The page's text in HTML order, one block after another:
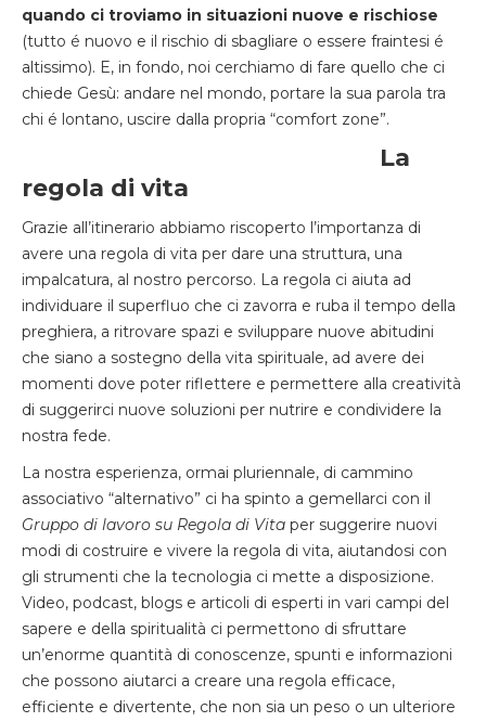
quando ci troviamo in situazioni nuove e rischiose
(tutto é nuovo e il rischio di sbagliare o essere fraintesi é
altissimo). E, in fondo, noi cerchiamo di fare quello che ci
chiede Gesù: andare nel mondo, portare la sua parola tra
chi é lontano, uscire dalla propria “comfort zone”.
La
regola di vita
Grazie all’itinerario abbiamo riscoperto l’importanza di
avere una regola di vita per dare una struttura, una
impalcatura, al nostro percorso. La regola ci aiuta ad
individuare il superfluo che ci zavorra e ruba il tempo della
preghiera, a ritrovare spazi e sviluppare nuove abitudini
che siano a sostegno della vita spirituale, ad avere dei
momenti dove poter riflettere e permettere alla creatività
di suggerirci nuove soluzioni per nutrire e condividere la
nostra fede.
La nostra esperienza, ormai pluriennale, di cammino
associativo “alternativo” ci ha spinto a gemellarci con il
Gruppo di lavoro su Regola di Vita per suggerire nuovi
modi di costruire e vivere la regola di vita, aiutandosi con
gli strumenti che la tecnologia ci mette a disposizione.
Video, podcast, blogs e articoli di esperti in vari campi del
sapere e della spiritualità ci permettono di sfruttare
un’enorme quantità di conoscenze, spunti e informazioni
che possono aiutarci a creare una regola efficace,
efficiente e divertente, che non sia un peso o un ulteriore